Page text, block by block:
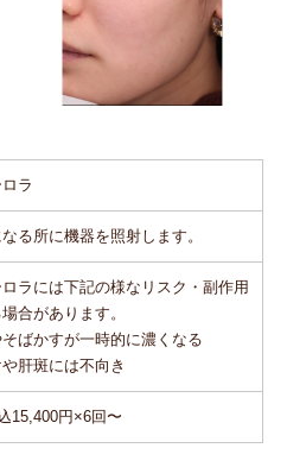
ラ
る所に機器を照射します。
ラには下記の様なリスク・副作用
合があります。
そばかすが一時的に濃くなる
や肝斑には不向き
15,400円×6回〜